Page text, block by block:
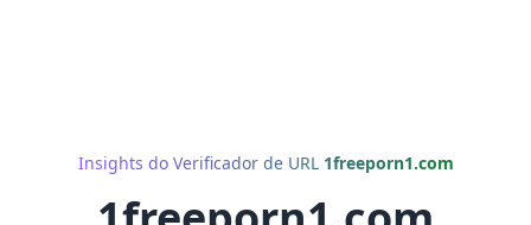
Insights do Verificador de URL 1freeporn1.com